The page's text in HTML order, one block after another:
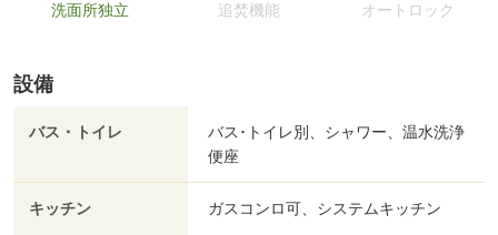
洗面所独立 追焚機能 オートロック
設備
バス・トイレ
バス･トイレ別、シャワー、温水洗浄
便座
キッチン ガスコンロ可、システムキッチン